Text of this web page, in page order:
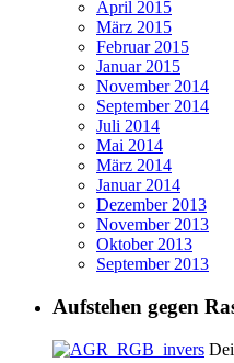
April 2015
März 2015
Februar 2015
Januar 2015
November 2014
September 2014
Juli 2014
Mai 2014
März 2014
Januar 2014
Dezember 2013
November 2013
Oktober 2013
September 2013
Aufstehen gegen